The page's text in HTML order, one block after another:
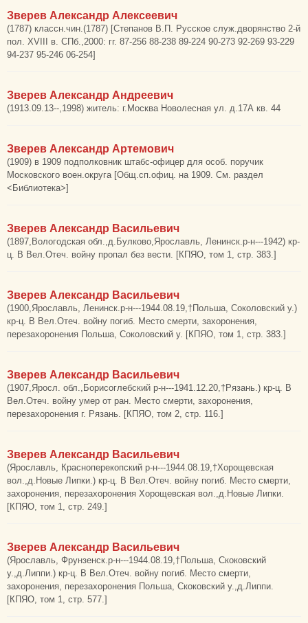
Зверев Александр Алексеевич
(1787) классн.чин.(1787) [Степанов В.П. Русское служ.дворянство 2-й
пол. XVIII в. СПб.,2000: гг. 87-256 88-238 89-224 90-273 92-269 93-229
94-237 95-246 06-254]
Зверев Александр Андреевич
(1913.09.13--,1998) житель: г.Москва Новолесная ул. д.17А кв. 44
Зверев Александр Артемович
(1909) в 1909 подполковник штабс-офицер для особ. поручик
Московского воен.округа [Общ.сп.офиц. на 1909. См. раздел
<Библиотека>]
Зверев Александр Васильевич
(1897,Вологодская обл.,д.Булково,Ярославль, Ленинск.р-н---1942) кр-
ц. В Вел.Отеч. войну пропал без вести. [КПЯО, том 1, стр. 383.]
Зверев Александр Васильевич
(1900,Ярославль, Ленинск.р-н---1944.08.19,†Польша, Соколовский у.)
кр-ц. В Вел.Отеч. войну погиб. Место смерти, захоронения,
перезахоронения Польша, Соколовский у. [КПЯО, том 1, стр. 383.]
Зверев Александр Васильевич
(1907,Яросл. обл.,Борисоглебский р-н---1941.12.20,†Рязань.) кр-ц. В
Вел.Отеч. войну умер от ран. Место смерти, захоронения,
перезахоронения г. Рязань. [КПЯО, том 2, стр. 116.]
Зверев Александр Васильевич
(Ярославль, Красноперекопский р-н---1944.08.19,†Хорощевская
вол.,д.Новые Липки.) кр-ц. В Вел.Отеч. войну погиб. Место смерти,
захоронения, перезахоронения Хорощевская вол.,д.Новые Липки.
[КПЯО, том 1, стр. 249.]
Зверев Александр Васильевич
(Ярославль, Фрунзенск.р-н---1944.08.19,†Польша, Скоковский
у.,д.Липпи.) кр-ц. В Вел.Отеч. войну погиб. Место смерти,
захоронения, перезахоронения Польша, Скоковский у.,д.Липпи.
[КПЯО, том 1, стр. 577.]